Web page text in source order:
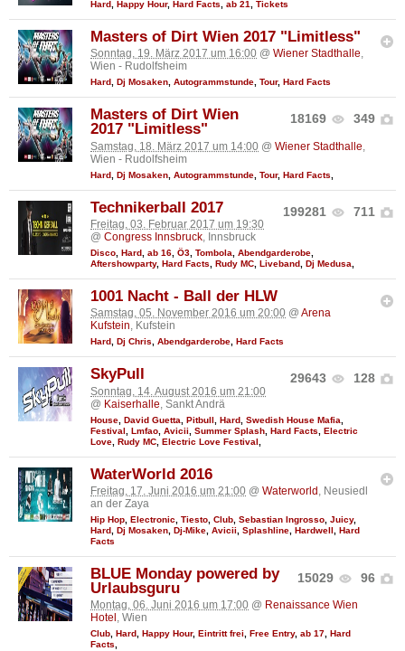
Hard Happy Hour, Hard Facts ab 21 Tickets
Masters of Dirt Wien 2017 "Limitless"
Sonntag, 19. März 2017 um 16:00 @ Wiener Stadthalle,
Wien - Rudolfsheim
Hard Dj Mosaken Autogrammstunde Tour, Hard Facts
18169 349
Masters of Dirt Wien
2017 "Limitless"
Samstag, 18. März 2017 um 14:00 @ Wiener Stadthalle
Wien - Rudolfsheim
Hard Dj Mosaken Autogrammstunde Tour, Hard Facts
199281 711
Technikerball 2017
Freitag, 03. Februar 2017 um 19:30
@ Congress Innsbruck, Innsbruck
Disco Hard ab 16 Ö3 Tombola Abendgarderobe
Aftershowparty, Hard Facts Rudy MC Liveband Dj Medusa
1001 Nacht - Ball der HLW
Samstag, 05. November 2016 um 20:00 @ Arena
Kufstein, Kufstein
Hard, Dj Chris, Abendgarderobe, Hard Facts
29643 128
SkyPull
Sonntag, 14. August 2016 um 21:00
@ Kaiserhalle , Sankt Andrä
House David Guetta Pitbull Hard Swedish House Mafia
Festival
Lmfao Avicii Summer Splash Hard Facts
Electric
Love Rudy MC Electric Love Festival
WaterWorld 2016
Freitag, 17. Juni 2016 um 21:00 @ Waterworld , Neusiedl
an der Zaya
Hip Hop Electronic Tiesto Club Sebastian Ingrosso Juicy,
Hard Dj Mosaken Dj-Mike Avicii Splashline Hardwell
Hard
Facts
15029 96
BLUE Monday powered by
Urlaubsguru
Montag, 06. Juni 2016 um 17:00 @ Renaissance Wien
Hotel , Wien
Club, Hard, Happy Hour, Eintritt frei, Free Entry, ab 17, Hard
Facts,